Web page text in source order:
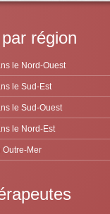
région
le Nord-Ouest
le Sud-Est
le Sud-Ouest
le Nord-Est
Mer